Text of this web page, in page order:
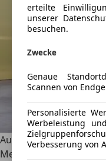
erteilte
unserer
besuchen.
Zwecke
Genaue
Scannen von
Personalisierte
Werbeleistung
Verbesserung von
Audi Q9 (2026): Das
Mercedes GLS an